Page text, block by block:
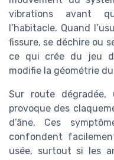
vibrations avant
l’habitacle. Quand
fissure, se déchire ou
ce qui crée du jeu
modifie la géométrie
Sur route
provoque des
d’âne. Ces
confondent
usée, surtout si les